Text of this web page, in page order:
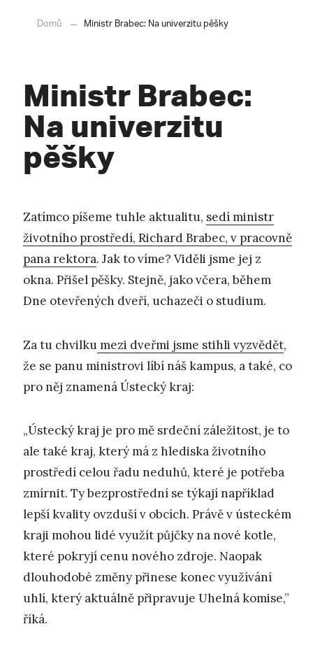
Domů Ministr Brabec: Na univerzitu pěšky
Ministr Brabec:
Na univerzitu
pěšky
Zatímco píšeme tuhle aktualitu, sedí ministr
životního prostředí, Richard Brabec, v pracovně
pana rektora. Jak to víme? Viděli jsme jej z
okna. Přišel pěšky. Stejně, jako včera, během
Dne otevřených dveří, uchazeči o studium.
Za tu chvilkumezi dveřmi jsme stihli vyzvědět,
že se panu ministrovi líbí náš kampus, a také, co
pro něj znamená Ústecký kraj:
„Ústecký kraj je pro mě srdeční záležitost, je to
ale také kraj, který má z hlediska životního
prostředí celou řadu neduhů, které je potřeba
zmírnit. Ty bezprostřední se týkají například
lepší kvality ovzduší v obcích. Právě v ústeckém
kraji mohou lidé využít půjčky na nové kotle,
které pokryjí cenu nového zdroje. Naopak
dlouhodobé změny přinese konec využívání
uhlí, který aktuálně připravuje Uhelná komise,”
říká.